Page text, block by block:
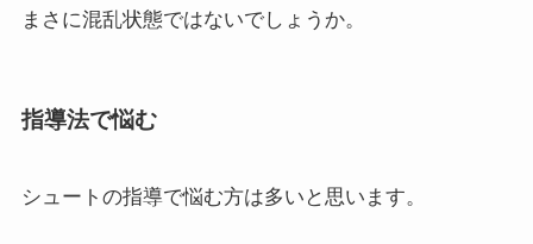
まさに混乱状態ではないでしょうか。
指導法で悩む
シュートの指導で悩む方は多いと思います。